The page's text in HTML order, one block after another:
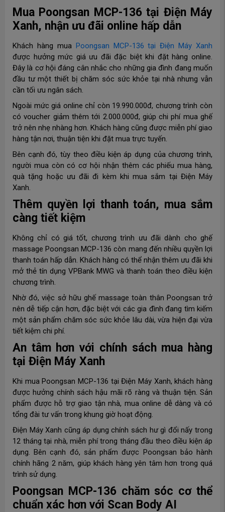
Mua Poongsan MCP-136 tại Điện Máy
Xanh, nhận ưu đãi online hấp dẫn
Khách hàng mua Poongsan MCP-136 tại Điện Máy Xanh
được hưởng mức giá ưu đãi đặc biệt khi đặt hàng online.
Đây là cơ hội đáng cân nhắc cho những gia đình đang muốn
đầu tư một thiết bị chăm sóc sức khỏe tại nhà nhưng vẫn
cần tối ưu ngân sách.
Ngoài mức giá online chỉ còn 19.990.000đ, chương trình còn
có voucher giảm thêm tới 2.000.000đ, giúp chi phí mua ghế
trở nên nhẹ nhàng hơn. Khách hàng cũng được miễn phí giao
hàng tận nơi, thuận tiện khi đặt mua trực tuyến.
Bên cạnh đó, tùy theo điều kiện áp dụng của chương trình,
người mua còn có cơ hội nhận thêm các phiếu mua hàng,
quà tặng hoặc ưu đãi đi kèm khi mua sắm tại Điện Máy
Xanh.
Thêm quyền lợi thanh toán, mua sắm
càng tiết kiệm
Không chỉ có giá tốt, chương trình ưu đãi dành cho ghế
massage Poongsan MCP-136 còn mang đến nhiều quyền lợi
thanh toán hấp dẫn. Khách hàng có thể nhận thêm ưu đãi khi
mở thẻ tín dụng VPBank MWG và thanh toán theo điều kiện
chương trình.
Nhờ đó, việc sở hữu ghế massage toàn thân Poongsan trở
nên dễ tiếp cận hơn, đặc biệt với các gia đình đang tìm kiếm
một sản phẩm chăm sóc sức khỏe lâu dài, vừa hiện đại vừa
tiết kiệm chi phí.
An tâm hơn với chính sách mua hàng
tại Điện Máy Xanh
Khi mua Poongsan MCP-136 tại Điện Máy Xanh, khách hàng
được hưởng chính sách hậu mãi rõ ràng và thuận tiện. Sản
phẩm được hỗ trợ giao tận nhà, mua online dễ dàng và có
tổng đài tư vấn trong khung giờ hoạt động.
Điện Máy Xanh cũng áp dụng chính sách hư gì đổi nấy trong
12 tháng tại nhà, miễn phí trong tháng đầu theo điều kiện áp
dụng. Bên cạnh đó, sản phẩm được Poongsan bảo hành
chính hãng 2 năm, giúp khách hàng yên tâm hơn trong quá
trình sử dụng.
Poongsan MCP-136 chăm sóc cơ thể
chuẩn xác hơn với Scan Body AI